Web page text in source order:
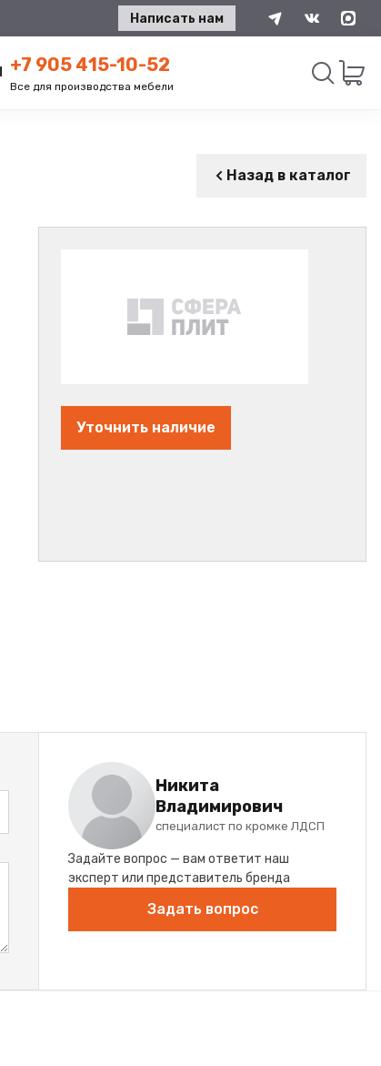
Написать нам
+7 905 415-10-52
Все для производства мебели
Назад в каталог
Уточнить наличие
Никита
Владимирович
специалист по кромке ЛДСП
Задайте вопрос — вам ответит наш
эксперт или представитель бренда
Задать вопрос